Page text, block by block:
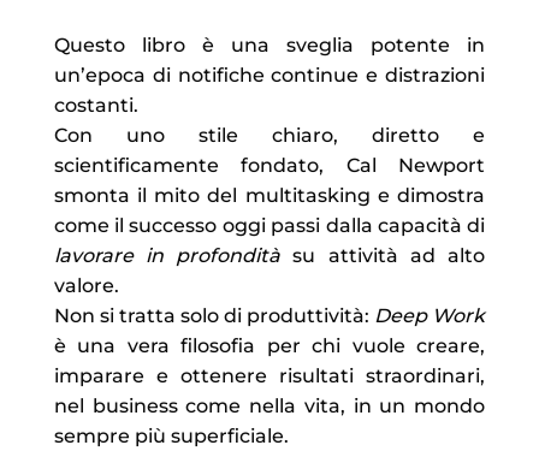
Questo libro è una sveglia potente in
un’epoca di notifiche continue e distrazioni
costanti.
Con uno stile chiaro, diretto e
scientificamente fondato, Cal Newport
smonta il mito del multitasking e dimostra
come il successo oggi passi dalla capacità di
lavorare in profondità su attività ad alto
valore.
Non si tratta solo di produttività: Deep Work
è una vera filosofia per chi vuole creare,
imparare e ottenere risultati straordinari,
nel business come nella vita, in un mondo
sempre più superficiale.